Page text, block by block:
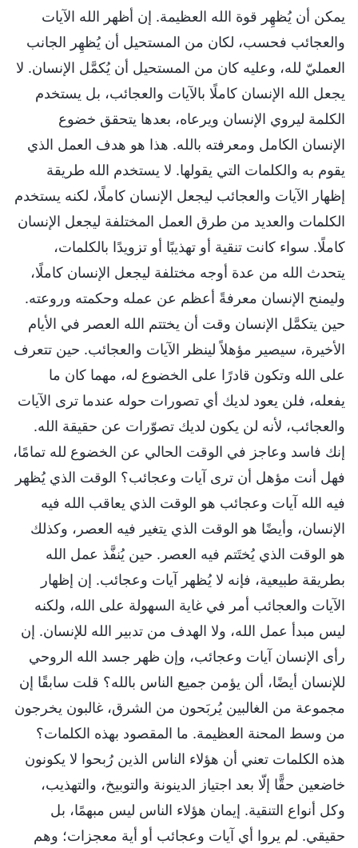
يمكن أن يُظهِر قوة الله العظيمة. إن أظهر الله الآيات
والعجائب فحسب، لكان من المستحيل أن يُظهِر الجانب
العمليّ لله، وعليه كان من المستحيل أن يُكمَّل الإنسان. لا
يجعل الله الإنسان كاملًا بالآيات والعجائب، بل يستخدم
الكلمة ليروي الإنسان ويرعاه، بعدها يتحقق خضوع
الإنسان الكامل ومعرفته بالله. هذا هو هدف العمل الذي
يقوم به والكلمات التي يقولها. لا يستخدم الله طريقة
إظهار الآيات والعجائب ليجعل الإنسان كاملًا، لكنه يستخدم
الكلمات والعديد من طرق العمل المختلفة ليجعل الإنسان
كاملًا. سواء كانت تنقية أو تهذيبًا أو تزويدًا بالكلمات،
يتحدث الله من عدة أوجه مختلفة ليجعل الإنسان كاملًا،
وليمنح الإنسان معرفةً أعظم عن عمله وحكمته وروعته.
حين يتكمَّل الإنسان وقت أن يختتم الله العصر في الأيام
الأخيرة، سيصير مؤهلاً لينظر الآيات والعجائب. حين تتعرف
على الله وتكون قادرًا على الخضوع له، مهما كان ما
يفعله، فلن يعود لديك أي تصورات حوله عندما ترى الآيات
والعجائب، لأنه لن يكون لديك تصوّرات عن حقيقة الله.
إنك فاسد وعاجز في الوقت الحالي عن الخضوع لله تمامًا،
فهل أنت مؤهل أن ترى آيات وعجائب؟ الوقت الذي يُظهر
فيه الله آيات وعجائب هو الوقت الذي يعاقب الله فيه
الإنسان، وأيضًا هو الوقت الذي يتغير فيه العصر، وكذلك
هو الوقت الذي يُختَتم فيه العصر. حين يُنفَّذ عمل الله
بطريقة طبيعية، فإنه لا يُظهر آيات وعجائب. إن إظهار
الآيات والعجائب أمر في غاية السهولة على الله، ولكنه
ليس مبدأ عمل الله، ولا الهدف من تدبير الله للإنسان. إن
رأى الإنسان آيات وعجائب، وإن ظهر جسد الله الروحي
للإنسان أيضًا، ألن يؤمن جميع الناس بالله؟ قلت سابقًا إن
مجموعة من الغالبين يُربَحون من الشرق، غالبون يخرجون
من وسط المحنة العظيمة. ما المقصود بهذه الكلمات؟
هذه الكلمات تعني أن هؤلاء الناس الذين رُبحوا لا يكونون
خاضعين حقًّا إلّا بعد اجتياز الدينونة والتوبيخ، والتهذيب،
وكل أنواع التنقية. إيمان هؤلاء الناس ليس مبهمًا، بل
حقيقي. لم يروا أي آيات وعجائب أو أية معجزات؛ وهم